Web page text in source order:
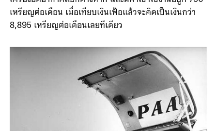
และมีน้ำหนักรวมมากกว่า 1 ตัน และยังต้องใช้งานร่วมกับ
เครื่องอัดอากาศแยกต่างหาก และมีค่าเช่าใช้งานอยู่ที่ 750